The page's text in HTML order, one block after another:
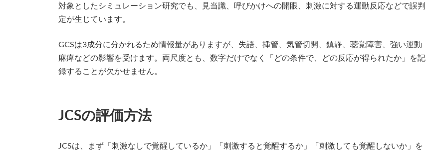
対象としたシミュレーション研究でも、見当識、呼びかけへの開眼、刺激に対する運動反応などで誤判
定が生じています。
GCSは3成分に分かれるため情報量がありますが、失語、挿管、気管切開、鎮静、聴覚障害、強い運動
麻痺などの影響を受けます。両尺度とも、数字だけでなく「どの条件で、どの反応が得られたか」を記
録することが欠かせません。
JCSの評価方法
JCSは、まず「刺激なしで覚醒しているか」「刺激すると覚醒するか」「刺激しても覚醒しないか」を